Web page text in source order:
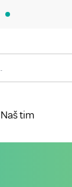
Naš tim